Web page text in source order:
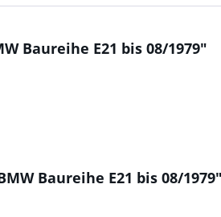
Baureihe E21 bis 08/1979"
Baureihe E21 bis 08/